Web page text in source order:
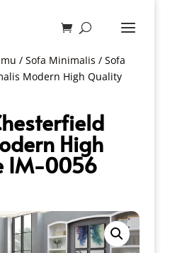
/ Sofa Minimalis / Sofa
Modern High Quality
High
IM-0056